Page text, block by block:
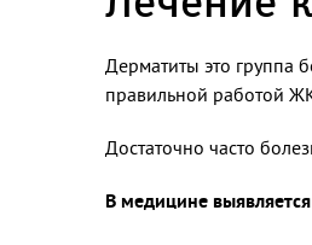
Дерматиты это группа
правильной работой
Достаточно часто
В медицине